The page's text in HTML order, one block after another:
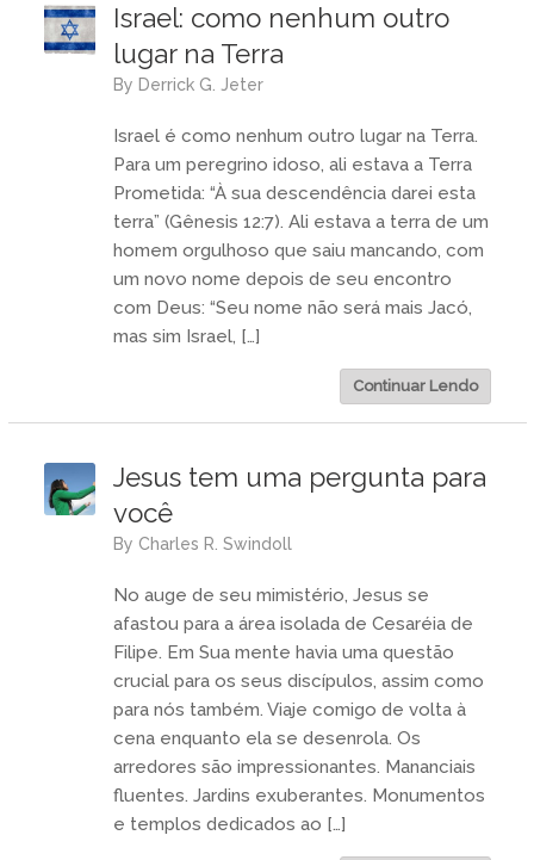
Israel: como nenhum outro
lugar na Terra
by Derrick G. Jeter
Israel é como nenhum outro lugar na Terra.
Para um peregrino idoso, ali estava a Terra
Prometida: “À sua descendência darei esta
terra” (Gênesis 12:7). Ali estava a terra de um
homem orgulhoso que saiu mancando, com
um novo nome depois de seu encontro
com Deus: “Seu nome não será mais Jacó,
mas sim Israel, […]
Continuar Lendo
Jesus tem uma pergunta para
você
by Charles R. Swindoll
No auge de seu mimistério, Jesus se
afastou para a área isolada de Cesaréia de
Filipe. Em Sua mente havia uma questão
crucial para os seus discípulos, assim como
para nós também. Viaje comigo de volta à
cena enquanto ela se desenrola. Os
arredores são impressionantes. Mananciais
fluentes. Jardins exuberantes. Monumentos
e templos dedicados ao […]